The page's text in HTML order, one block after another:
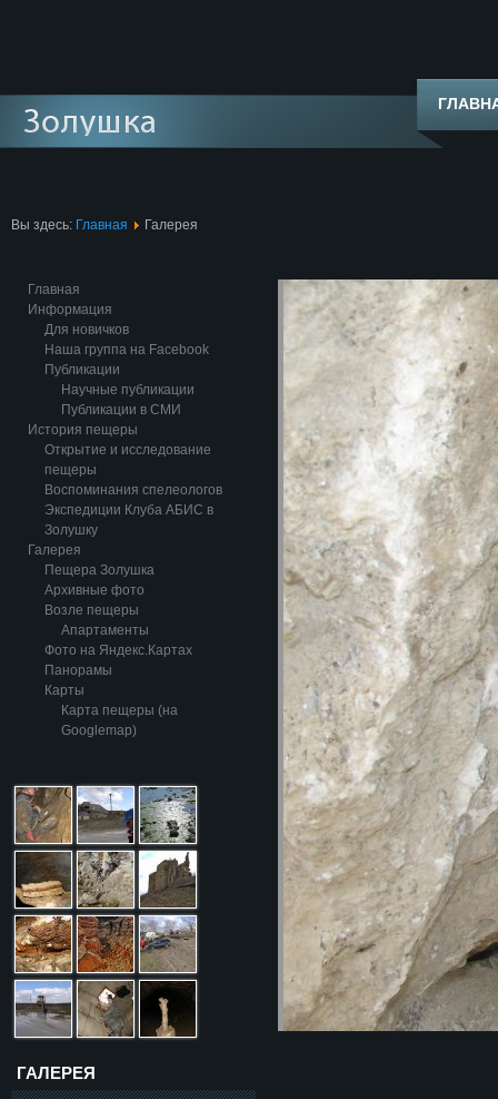
Вы здесь: Главная Галерея
Главная
Информация
Для новичков
Наша группа на Facebook
Публикации
Научные публикации
Публикации в СМИ
История пещеры
Открытие и исследование
пещеры
Воспоминания спелеологов
Экспедиции Клуба АБИС в
Золушку
Галерея
Пещера Золушка
Архивные фото
Возле пещеры
Апартаменты
Фото на Яндекс.Картах
Панорамы
Карты
Карта пещеры (на
Googlemap)
ГАЛЕРЕЯ